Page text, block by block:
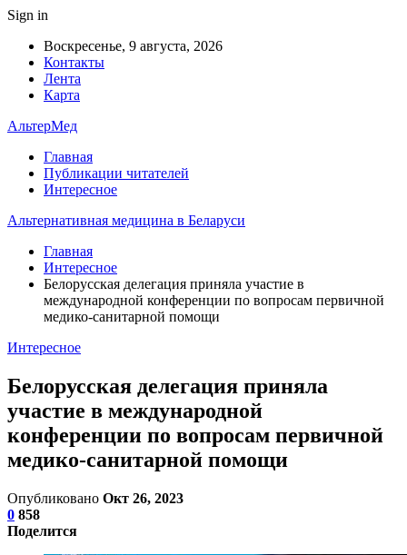
Sign in
Воскресенье, 9 августа, 2026
Контакты
Лента
Карта
АльтерМед
Главная
Публикации читателей
Интересное
Альтернативная медицина в Беларуси
Главная
Интересное
Белорусская делегация приняла участие в
международной конференции по вопросам первичной
медико-санитарной помощи
Интересное
Белорусская делегация приняла
участие в международной
конференции по вопросам первичной
медико-санитарной помощи
Опубликовано Окт 26, 2023
0 858
Поделится